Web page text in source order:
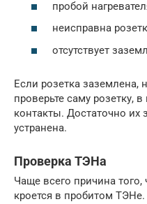
пробой
неисправна
отсутствует
Если розетка заземлена,
проверьте саму розетку,
контакты. Достаточно их
устранена.
Проверка ТЭНа
Чаще всего причина
кроется в пробитом